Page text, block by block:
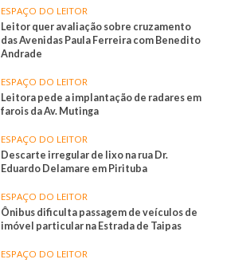
ESPAÇO DO LEITOR
Leitor quer avaliação sobre cruzamento
das Avenidas Paula Ferreira com Benedito
Andrade
ESPAÇO DO LEITOR
Leitora pede a implantação de radares em
farois da Av. Mutinga
ESPAÇO DO LEITOR
Descarte irregular de lixo na rua Dr.
Eduardo Delamare em Pirituba
ESPAÇO DO LEITOR
Ônibus dificulta passagem de veículos de
imóvel particular na Estrada de Taipas
ESPAÇO DO LEITOR